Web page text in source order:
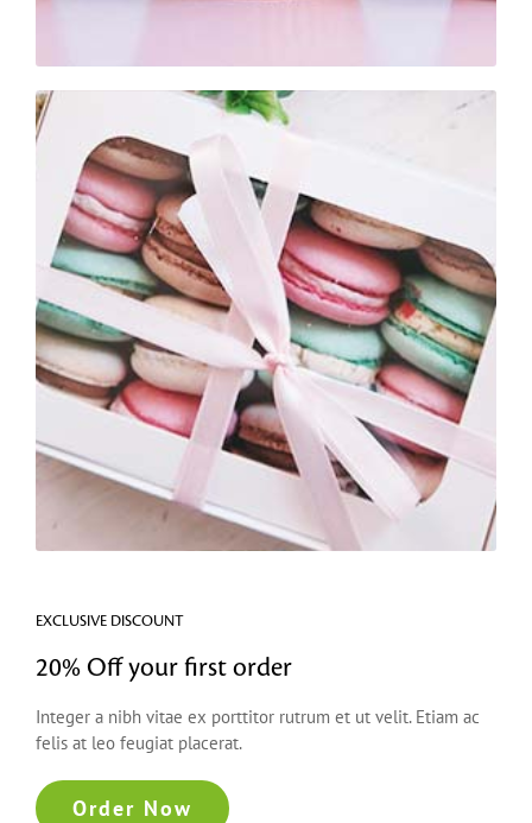
EXCLUSIVE DISCOUNT
20% Off your first order
Integer a nibh vitae ex porttitor rutrum et ut velit. Etiam ac
felis at leo feugiat placerat.
Order Now